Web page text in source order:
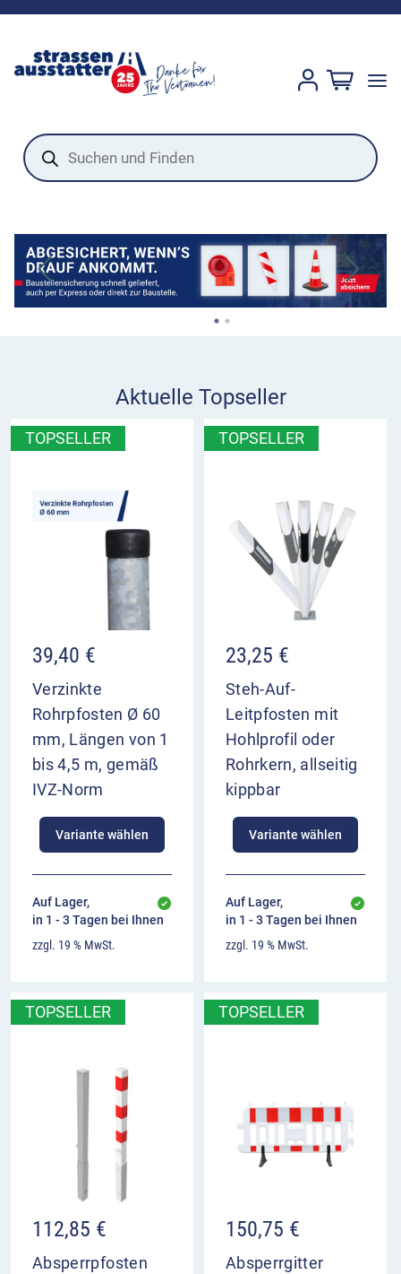
Products
search
Aktuelle Topseller
TOPSELLER
39,40 €
Verzinkte
Rohrpfosten Ø 60
mm, Längen von 1
bis 4,5 m, gemäß
IVZ-Norm
Variante wählen
Auf Lager,
in 1 - 3 Tagen bei Ihnen
zzgl. 19 % MwSt.
TOPSELLER
23,25 €
Steh-Auf-
Leitpfosten mit
Hohlprofil oder
Rohrkern, allseitig
kippbar
Variante wählen
Auf Lager,
in 1 - 3 Tagen bei Ihnen
zzgl. 19 % MwSt.
TOPSELLER
112,85 €
Absperrpfosten
TOPSELLER
150,75 €
Absperrgitter